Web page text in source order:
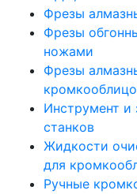
Фрезы
Фрезы
ножами
Фрезы
Инструмент и
станков
Жидкости
для
Ручные